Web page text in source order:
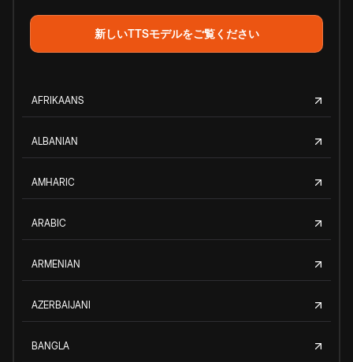
新しいTTSモデルをご覧ください
AFRIKAANS
ALBANIAN
AMHARIC
ARABIC
ARMENIAN
AZERBAIJANI
BANGLA